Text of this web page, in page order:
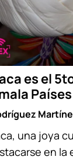
es el
una joya
en la